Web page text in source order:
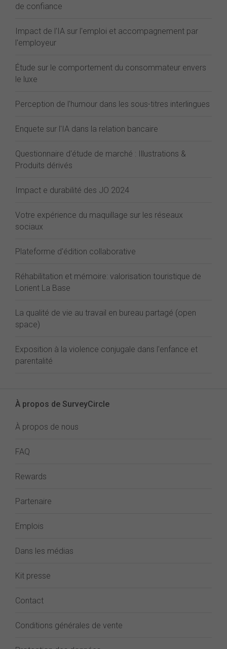
de confiance
Impact de l'IA sur l'emploi et accompagnement par
l'employeur
Étude sur le comportement du consommateur envers
le luxe
Perception de l'humour dans les sous-titres interlingues
Enquete sur l'IA dans la relation bancaire
Questionnaire d'étude de marché : Illustrations &
Produits dérivés
Impact e durabilité des JO 2024
Votre expérience du maquillage sur les réseaux
sociaux
Plateforme d'édition collaborative
Réhabilitation et mémoire: valorisation touristique de
Lorient La Base
La qualité de vie au travail en bureau partagé (open
space)
Exposition à la violence conjugale dans l'enfance et
parentalité
À propos de SurveyCircle
À propos de nous
FAQ
Rewards
Partenaire
Emplois
Dans les médias
Kit presse
Contact
Conditions générales de vente